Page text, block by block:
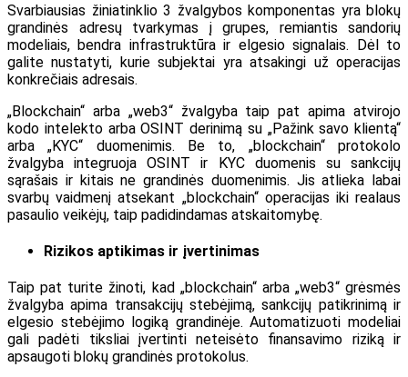
Svarbiausias žiniatinklio 3 žvalgybos komponentas yra blokų
grandinės adresų tvarkymas į grupes, remiantis sandorių
modeliais, bendra infrastruktūra ir elgesio signalais. Dėl to
galite nustatyti, kurie subjektai yra atsakingi už operacijas
konkrečiais adresais.
„Blockchain“ arba „web3“ žvalgyba taip pat apima atvirojo
kodo intelekto arba OSINT derinimą su „Pažink savo klientą“
arba „KYC“ duomenimis. Be to, „blockchain“ protokolo
žvalgyba integruoja OSINT ir KYC duomenis su sankcijų
sąrašais ir kitais ne grandinės duomenimis. Jis atlieka labai
svarbų vaidmenį atsekant „blockchain“ operacijas iki realaus
pasaulio veikėjų, taip padidindamas atskaitomybę.
Rizikos aptikimas ir įvertinimas
Taip pat turite žinoti, kad „blockchain“ arba „web3“ grėsmės
žvalgyba apima transakcijų stebėjimą, sankcijų patikrinimą ir
elgesio stebėjimo logiką grandinėje. Automatizuoti modeliai
gali padėti tiksliai įvertinti neteisėto finansavimo riziką ir
apsaugoti blokų grandinės protokolus.